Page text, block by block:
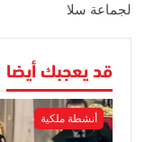
لجماعة سلا
قد يعجبك أيضا
أنشطة ملكية